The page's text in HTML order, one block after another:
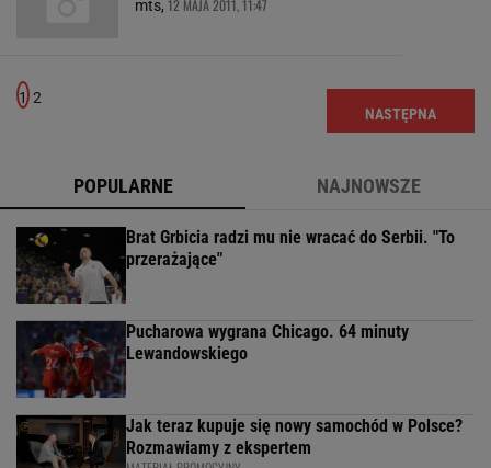
mts, 12 MAJA 2011, 11:47
1 2
NASTĘPNA
POPULARNE NAJNOWSZE
Brat Grbicia radzi mu nie wracać do Serbii. "To
przerażające"
Pucharowa wygrana Chicago. 64 minuty
Lewandowskiego
Jak teraz kupuje się nowy samochód w Polsce?
Rozmawiamy z ekspertem